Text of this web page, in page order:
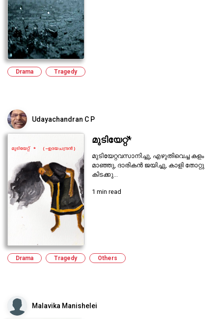
Drama Tragedy
Udayachandran C P
മുടിയേറ്റ്*
മുടിയേറ്റവസാനിച്ചു, എഴുതിവെച്ച കളം
മാഞ്ഞു, ദാരികന്‍ ജയിച്ചു, കാളി തോറ്റു
കിടക്കു...
1 min read
Drama Tragedy Others
Malavika Manishelei